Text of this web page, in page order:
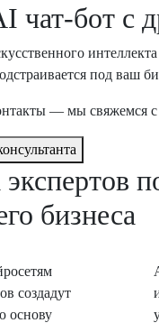
чат-бот с
под ваш
— мы свяжемся
бизнеса
создадут
основу